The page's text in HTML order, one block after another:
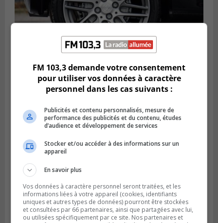
LONGUEUIL
Publié le 6 août 2026 à 11h58
Des jeunes ciblent la Montérégie pour
le Défi écrou de roue
FM 103,3 demande votre consentement
pour utiliser vos données à caractère
personnel dans les cas suivants :
Publicités et contenu personnalisés, mesure de
performance des publicités et du contenu, études
d’audience et développement de services
Stocker et/ou accéder à des informations sur un
appareil
En savoir plus
Vos données à caractère personnel seront traitées, et les
informations liées à votre appareil (cookies, identifiants
uniques et autres types de données) pourront être stockées
et consultées par 66 partenaires, ainsi que partagées avec lui,
ou utilisées spécifiquement par ce site. Nos partenaires et